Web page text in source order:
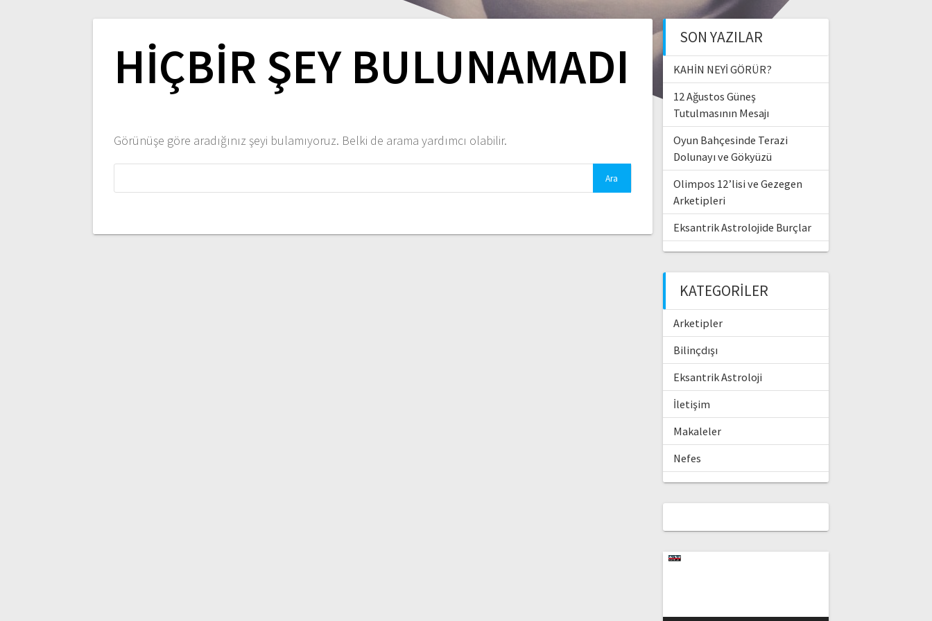
HIÇBIR ŞEY BULUNAMADI
Görünüşe göre aradığınız şeyi bulamıyoruz. Belki de arama yardımcı olabilir.
SON YAZILAR
KAHİN NEYİ GÖRÜR?
12 Ağustos Güneş
Tutulmasının Mesajı
Oyun Bahçesinde Terazi
Dolunayı ve Gökyüzü
Olimpos 12’lisi ve Gezegen
Arketipleri
Eksantrik Astrolojide Burçlar
KATEGORILER
Arketipler
Bilinçdışı
Eksantrik Astroloji
İletişim
Makaleler
Nefes
Video